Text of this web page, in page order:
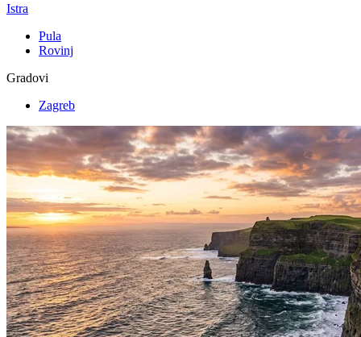
Istra
Pula
Rovinj
Gradovi
Zagreb